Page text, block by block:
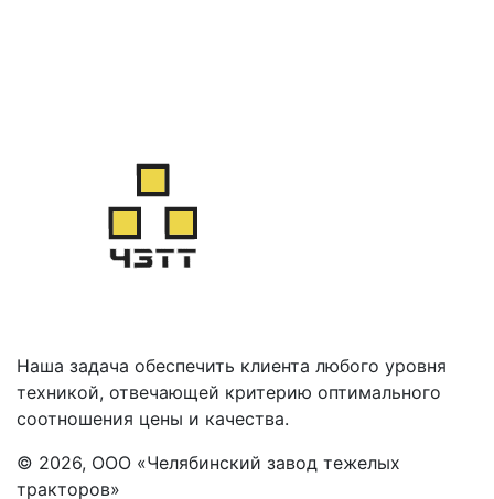
Наша задача обеспечить клиента любого уровня
техникой, отвечающей критерию оптимального
соотношения цены и качества.
© 2026, ООО «Челябинский завод тежелых
тракторов»